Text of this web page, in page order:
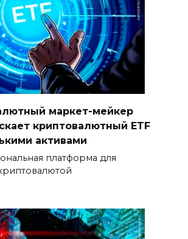
маркет-мейкер
криптовалютный ETF
активами
платформа для